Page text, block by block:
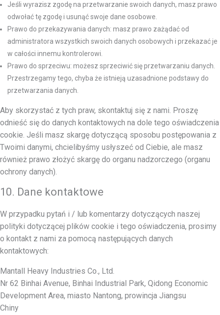
Jeśli wyrazisz zgodę na przetwarzanie swoich danych, masz prawo
odwołać tę zgodę i usunąć swoje dane osobowe.
Prawo do przekazywania danych: masz prawo zażądać od
administratora wszystkich swoich danych osobowych i przekazać je
w całości innemu kontrolerowi.
Prawo do sprzeciwu: możesz sprzeciwić się przetwarzaniu danych.
Przestrzegamy tego, chyba że istnieją uzasadnione podstawy do
przetwarzania danych.
Aby skorzystać z tych praw, skontaktuj się z nami. Proszę
odnieść się do danych kontaktowych na dole tego oświadczenia
cookie. Jeśli masz skargę dotyczącą sposobu postępowania z
Twoimi danymi, chcielibyśmy usłyszeć od Ciebie, ale masz
również prawo złożyć skargę do organu nadzorczego (organu
ochrony danych).
10. Dane kontaktowe
W przypadku pytań i / lub komentarzy dotyczących naszej
polityki dotyczącej plików cookie i tego oświadczenia, prosimy
o kontakt z nami za pomocą następujących danych
kontaktowych:
Mantall Heavy Industries Co., Ltd.
Nr 62 Binhai Avenue, Binhai Industrial Park, Qidong Economic
Development Area, miasto Nantong, prowincja Jiangsu
Chiny